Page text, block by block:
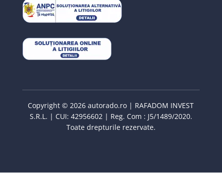
Copyright © 2026 autorado.ro | RAFADOM INVEST
S.R.L. | CUI: 42956602 | Reg. Com : J5/1489/2020.
Toate drepturile rezervate.